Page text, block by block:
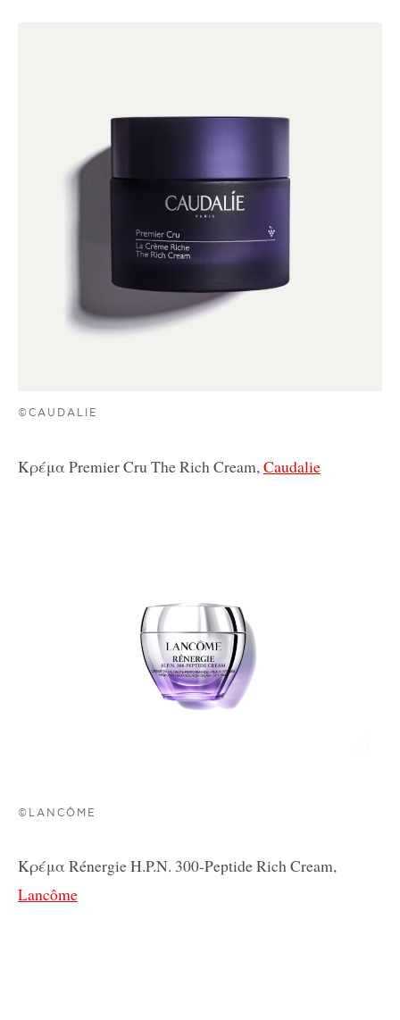
©CAUDALIE
Κρέμα Premier Cru The Rich Cream, Caudalie
©LANCÔME
Κρέμα Rénergie H.P.N. 300-Peptide Rich Cream,
Lancôme